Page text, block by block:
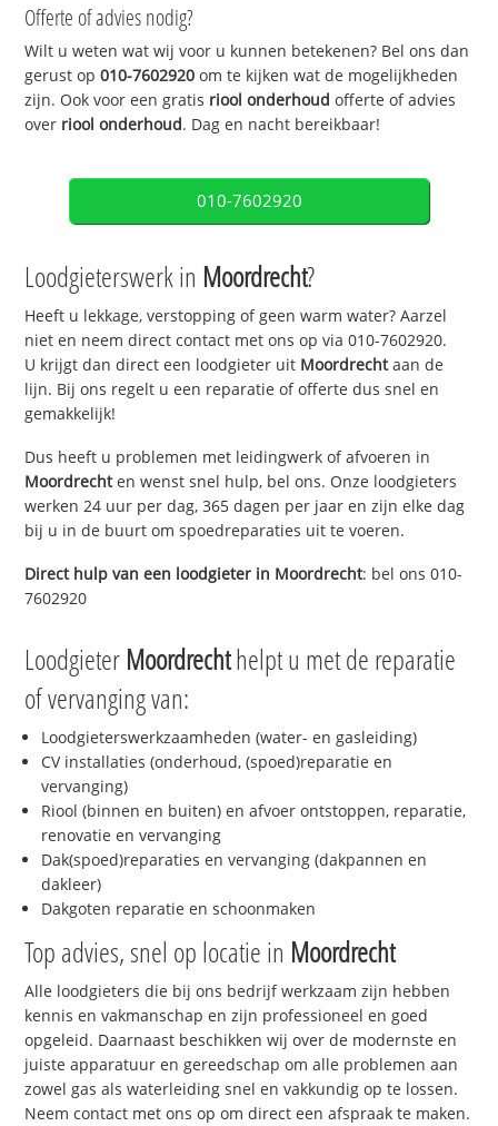
Offerte of advies nodig?
Wilt u weten wat wij voor u kunnen betekenen? Bel ons dan
gerust op010-7602920 om te kijken wat de mogelijkheden
zijn. Ook voor een gratis riool onderhoud offerte of advies
over riool onderhoud. Dag en nacht bereikbaar!
010-7602920
Loodgieterswerk in Moordrecht?
Heeft u lekkage, verstopping of geen warm water? Aarzel
niet en neem direct contact met ons op via 010-7602920.
U krijgt dan direct een loodgieter uit Moordrechtaan de
lijn. Bij ons regelt u een reparatie of offerte dus snel en
gemakkelijk!
Dus heeft u problemen met leidingwerk of afvoeren in
Moordrechten wenst snel hulp, bel ons. Onze loodgieters
werken 24 uur per dag, 365 dagen per jaar en zijn elke dag
bij u in de buurt om spoedreparaties uit te voeren.
Direct hulp van een loodgieter in Moordrecht: bel ons 010-
7602920
Loodgieter Moordrechthelpt u met de reparatie
of vervanging van:
Loodgieterswerkzaamheden (water- en gasleiding)
CV installaties (onderhoud, (spoed)reparatie en
vervanging)
Riool (binnen en buiten) en afvoer ontstoppen, reparatie,
renovatie en vervanging
Dak(spoed)reparaties en vervanging (dakpannen en
dakleer)
Dakgoten reparatie en schoonmaken
Top advies, snel op locatie in Moordrecht
Alle loodgieters die bij ons bedrijf werkzaam zijn hebben
kennis en vakmanschap en zijn professioneel en goed
opgeleid. Daarnaast beschikken wij over de modernste en
juiste apparatuur en gereedschap om alle problemen aan
zowel gas als waterleiding snel en vakkundig op te lossen.
Neem contact met ons op om direct een afspraak te maken.